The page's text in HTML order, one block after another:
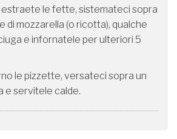
estraete le fette, sistemateci sopra
di mozzarella (o ricotta), qualche
e infornatele per ulteriori 5
le pizzette, versateci sopra un
e servitele calde.